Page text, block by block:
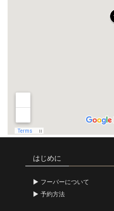
はじめに
フーバーについて
予約方法